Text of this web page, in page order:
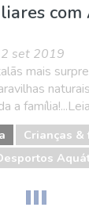
set 2019
mais
a
Crianças &